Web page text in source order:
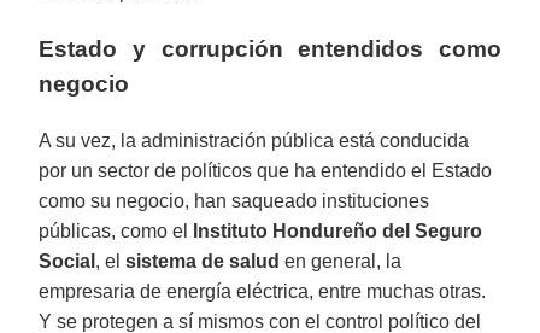
Estado y corrupción entendidos como
negocio
A su vez, la administración pública está conducida
por un sector de políticos que ha entendido el Estado
como su negocio, han saqueado instituciones
públicas, como el
Instituto Hondureño del Seguro
Social , elsistema de salud en general, la
empresaria de energía eléctrica, entre muchas otras.
Y se protegen a sí mismos con el control político del